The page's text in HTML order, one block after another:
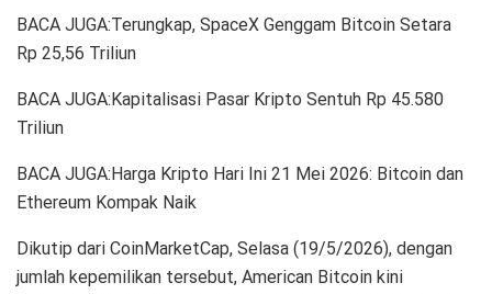
BACA JUGA:Terungkap, SpaceX Genggam Bitcoin Setara
Rp 25,56 Triliun
BACA JUGA:Kapitalisasi Pasar Kripto Sentuh Rp 45.580
Triliun
BACA JUGA:Harga Kripto Hari Ini 21 Mei 2026: Bitcoin dan
Ethereum Kompak Naik
Dikutip dari CoinMarketCap, Selasa (19/5/2026), dengan
jumlah kepemilikan tersebut, American Bitcoin kini